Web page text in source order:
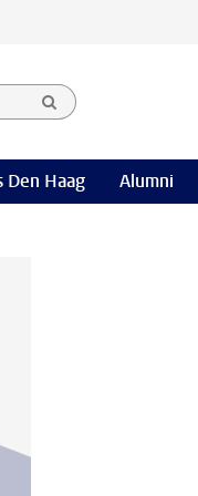
Den Haag Alumni